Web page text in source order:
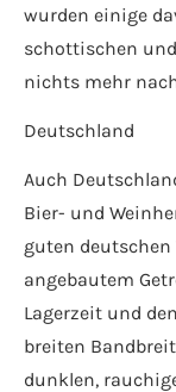
wurden einige
schottischen
nichts mehr
Deutschland
Auch
Bier- und
guten deutschen
angebautem
Lagerzeit und
breiten
dunklen,